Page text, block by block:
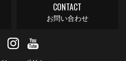
CONTACT
お問い合わせ